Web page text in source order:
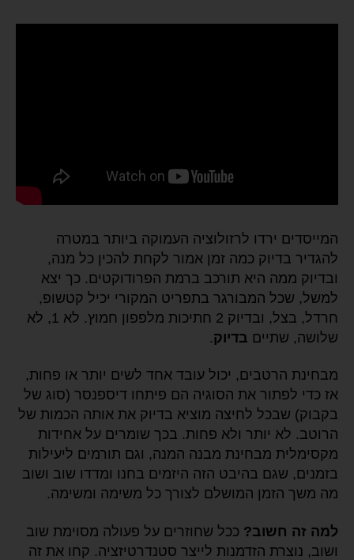
המייסדים ירדו לרזולוציה העמוקה ביותר במטרה
להגדיר בדיוק כמה זמן אמור לקחת להכין כל מנה,
ובדיוק ממה היא תורכב ברמת הפרודוקטים. כך יצא
למשל, שכל המבורגר בתפריט המקורי יכיל קטשופ,
חרדל, בצל, ובדיוק 2 חתיכות מלפפון חמוץ. לא 1, לא
שלושה, שתיים בדיוק.
מבחינת הרטבים, יכול עובד אחד לשים יותר או פחות,
אז כדי לפתור את הסוגיה הם פיתחו דיספנסר (סוג של
בקבוק) שבכל לחיצה מוציא בדיוק את אותה הכמות של
הרוטב. לא יותר ולא פחות. בכך שומרים על אחידות
מקסימלית מבחינת מבנה המנה, וגם תורמים ליעילות
בזמנים, שגם בהיבט הזה היזמים בחנו ומדדו שוב ושוב
מה משך הזמן המושלם לצורך כל משימה ומשימה.
למה זה חשוב? ככל שחוזרים על פעולה מסוימת שוב
ושוב, נוצרת הזדמנות לייצר סטנדרטיזציה. קחו את זה